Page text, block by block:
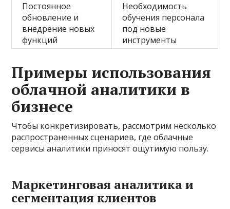
Постоянное
обновление и
внедрение новых
функций
Необходимость
обучения персонала
под новые
инструменты
Примеры использования
облачной аналитики в
бизнесе
Чтобы конкретизировать, рассмотрим несколько
распространенных сценариев, где облачные
сервисы аналитики приносят ощутимую пользу.
Маркетинговая аналитика и
сегментация клиентов